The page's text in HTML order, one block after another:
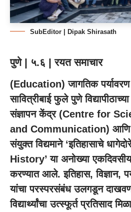
SubEditor | Dipak Shirasath
पुणे | ५.६ | रयत समाचार
(Education) जागतिक
सावित्रीबाई फुले पुणे
संज्ञापन केंद्र (Centre for
and Communication) आणि
संयुक्त विद्यमाने ‘इतिहासाचे
History’ या अनोख्या
करण्यात आले. इतिहास, विज्ञान,
यांचा परस्परसंबंध उलगडून
विद्यार्थ्यांचा उत्स्फूर्त प्रतिसाद